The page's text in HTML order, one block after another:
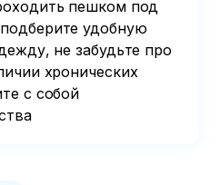
пешком под
удобную
не забудьте про
хронических
с собой